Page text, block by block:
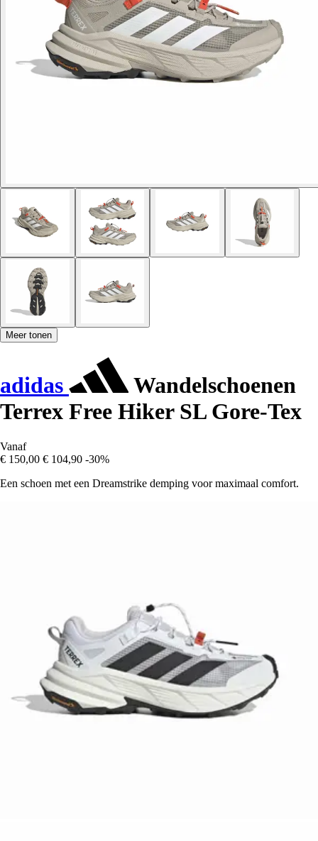
Meer tonen
adidas
Wandelschoenen
Terrex Free Hiker SL Gore-Tex
Vanaf
€ 150,00 € 104,90 -30%
Een schoen met een Dreamstrike demping voor maximaal comfort.